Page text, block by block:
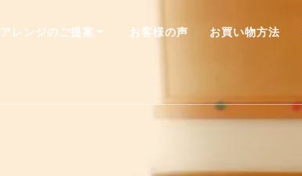
アレンジのご提案 お客様の声 お買い物方法